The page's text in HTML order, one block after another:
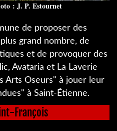
: J. P. Estournet
de proposer des
grand nombre, de
et de provoquer des
Avataria et La Laverie
Arts Oseurs" à jouer leur
à Saint-Étienne.
François